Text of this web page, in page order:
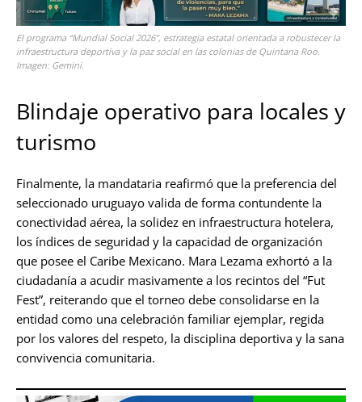
El programa “Mundial Social 2026”, estrategia estatal orientada a robustecer la
infraestructura deportiva y la paz social en las colonias de Quintana Roo.
Imagen: Gemini.
Blindaje operativo para locales y
turismo
Finalmente, la mandataria reafirmó que la preferencia del
seleccionado uruguayo valida de forma contundente la
conectividad aérea, la solidez en infraestructura hotelera,
los índices de seguridad y la capacidad de organización
que posee el Caribe Mexicano. Mara Lezama exhortó a la
ciudadanía a acudir masivamente a los recintos del “Fut
Fest”, reiterando que el torneo debe consolidarse en la
entidad como una celebración familiar ejemplar, regida
por los valores del respeto, la disciplina deportiva y la sana
convivencia comunitaria.